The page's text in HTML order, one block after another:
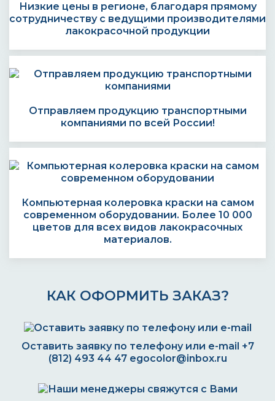
Низкие цены в регионе, благодаря прямому
сотрудничеству с ведущими производителями
лакокрасочной продукции
Отправляем продукцию транспортными
компаниями по всей России!
Компьютерная колеровка краски на самом
современном оборудовании. Более 10 000
цветов для всех видов лакокрасочных
материалов.
КАК ОФОРМИТЬ ЗАКАЗ?
Оставить заявку по телефону или e-mail +7
(812) 493 44 47 egocolor@inbox.ru